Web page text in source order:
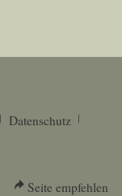
Datenschutz
Seite empfehlen